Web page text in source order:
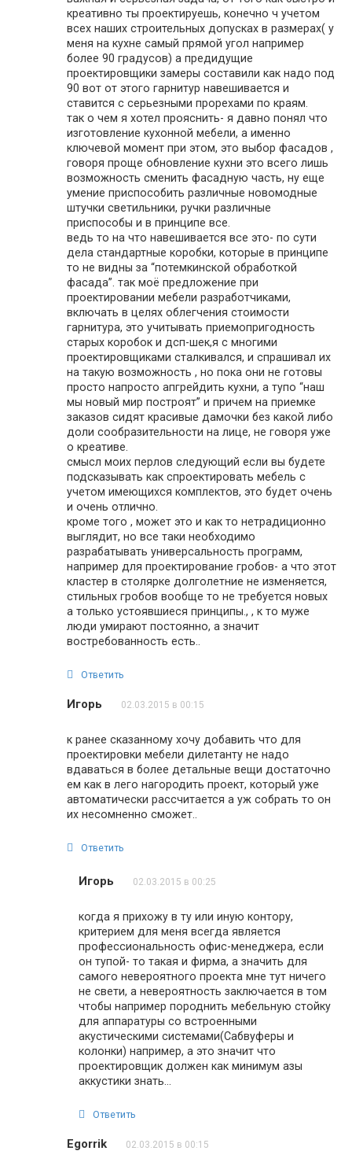
креативно ты проектируешь, конечно ч учетом
всех наших строительных допусках в размерах( у
меня на кухне самый прямой угол например
более 90 градусов) а предидущие
проектировщики замеры составили как надо под
90 вот от этого гарнитур навешивается и
ставится с серьезными прорехами по краям.
так о чем я хотел прояснить- я давно понял что
изготовление кухонной мебели, а именно
ключевой момент при этом, это выбор фасадов ,
говоря проще обновление кухни это всего лишь
возможность сменить фасадную часть, ну еще
умение приспособить различные новомодные
штучки светильники, ручки различные
приспособы и в принципе все.
ведь то на что навешивается все это- по сути
дела стандартные коробки, которые в принципе
то не видны за “потемкинской обработкой
фасада”. так моё предложение при
проектировании мебели разработчиками,
включать в целях облегчения стоимости
гарнитура, это учитывать приемопригодность
старых коробок и дсп-шек,я с многими
проектировщиками сталкивался, и спрашивал их
на такую возможность , но пока они не готовы
просто напросто апгрейдить кухни, а тупо “наш
мы новый мир построят” и причем на приемке
заказов сидят красивые дамочки без какой либо
доли сообразительности на лице, не говоря уже
о креативе.
смысл моих перлов следующий если вы будете
подсказывать как спроектировать мебель с
учетом имеющихся комплектов, это будет очень
и очень отлично.
кроме того , может это и как то нетрадиционно
выглядит, но все таки необходимо
разрабатывать универсальность программ,
например для проектирование гробов- а что этот
кластер в столярке долголетние не изменяется,
стильных гробов вообще то не требуется новых
а только устоявшиеся принципы., , к то муже
люди умирают постоянно, а значит
востребованность есть..
Ответить
Игорь 02.03.2015 в 00:15
к ранее сказанному хочу добавить что для
проектировки мебели дилетанту не надо
вдаваться в более детальные вещи достаточно
ем как в лего нагородить проект, который уже
автоматически рассчитается а уж собрать то он
их несомненно сможет..
Ответить
Игорь 02.03.2015 в 00:25
когда я прихожу в ту или иную контору,
критерием для меня всегда является
профессиональность офис-менеджера, если
он тупой- то такая и фирма, а значить для
самого невероятного проекта мне тут ничего
не свети, а невероятность заключается в том
чтобы например породнить мебельную стойку
для аппаратуры со встроенными
акустическими системами(Сабвуферы и
колонки) например, а это значит что
проектировщик должен как минимум азы
аккустики знать…
Ответить
Egorrik 02.03.2015 в 00:15